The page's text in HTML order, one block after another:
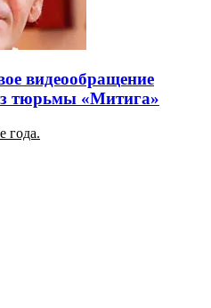
видеообращение
тюрьмы «Митига»
года.